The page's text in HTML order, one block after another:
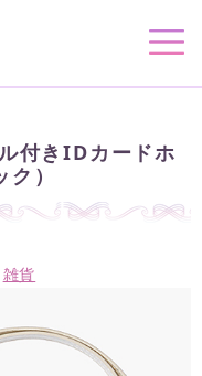
付きIDカードホ
）
雑貨